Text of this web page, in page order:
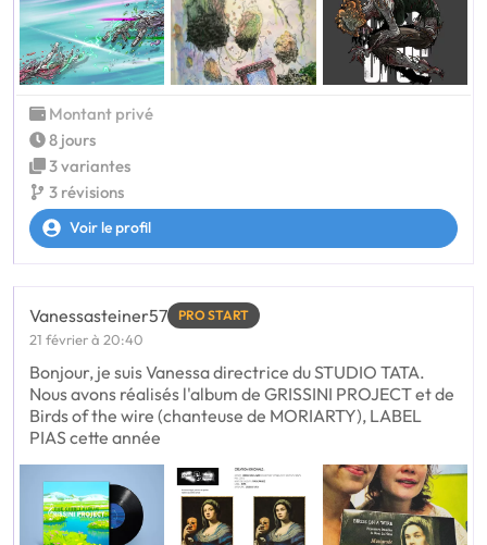
Montant privé
8 jours
3 variantes
3 révisions
Voir le profil
Vanessasteiner57 PRO START
21 février à 20:40
Bonjour, je suis Vanessa directrice du STUDIO TATA.
Nous avons réalisés l'album de GRISSINI PROJECT et de
Birds of the wire (chanteuse de MORIARTY), LABEL
PIAS cette année